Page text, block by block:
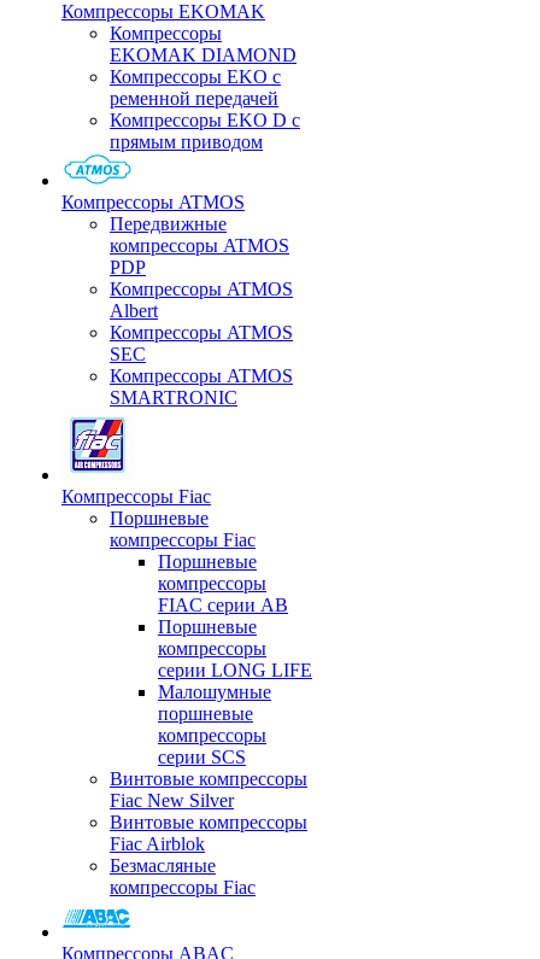
Компрессоры EKOMAK
Компрессоры
EKOMAK DIAMOND
Компрессоры EKO c
ременной передачей
Компрессоры EKO D с
прямым приводом
Компрессоры ATMOS
Передвижные
компрессоры ATMOS
PDP
Компрессоры ATMOS
Albert
Компрессоры ATMOS
SEC
Компрессоры ATMOS
SMARTRONIC
Компрессоры Fiac
Поршневые
компрессоры Fiac
Поршневые
компрессоры
FIAC серии AB
Поршневые
компрессоры
серии LONG LIFE
Малошумные
поршневые
компрессоры
серии SCS
Винтовые компрессоры
Fiac New Silver
Винтовые компрессоры
Fiac Airblok
Безмасляные
компрессоры Fiac
Компрессоры ABAC